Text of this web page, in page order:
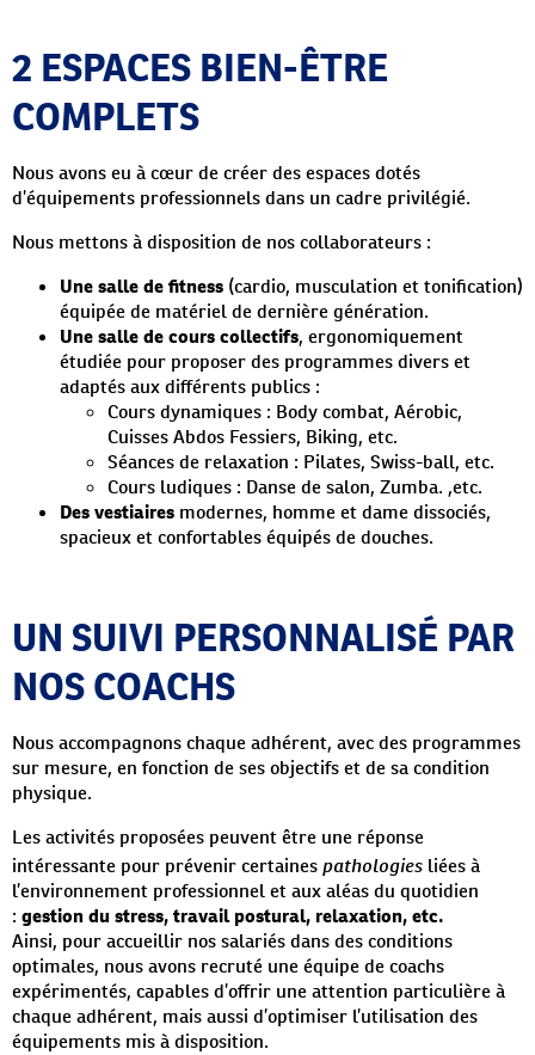
2 ESPACES BIEN-ÊTRE
COMPLETS
Nous avons eu à cœur de créer des espaces dotés
d’équipements professionnels dans un cadre privilégié.
Nous mettons à disposition de nos collaborateurs :
Une salle de fitness (cardio, musculation et tonification)
équipée de matériel de dernière génération.
Une salle de cours collectifs, ergonomiquement
étudiée pour proposer des programmes divers et
adaptés aux différents publics :
Cours dynamiques : Body combat, Aérobic,
Cuisses Abdos Fessiers, Biking, etc.
Séances de relaxation : Pilates, Swiss-ball, etc.
Cours ludiques : Danse de salon, Zumba. ,etc.
Des vestiaires modernes, homme et dame dissociés,
spacieux et confortables équipés de douches.
UN SUIVI PERSONNALISÉ PAR
NOS COACHS
Nous accompagnons chaque adhérent, avec des programmes
sur mesure, en fonction de ses objectifs et de sa condition
physique.
Les activités proposées peuvent être une réponse
intéressante pour prévenir certaines pathologies liées à
l’environnement professionnel et aux aléas du quotidien
: gestion du stress, travail postural, relaxation, etc.
Ainsi, pour accueillir nos salariés dans des conditions
optimales, nous avons recruté une équipe de coachs
expérimentés, capables d’offrir une attention particulière à
chaque adhérent, mais aussi d’optimiser l’utilisation des
équipements mis à disposition.